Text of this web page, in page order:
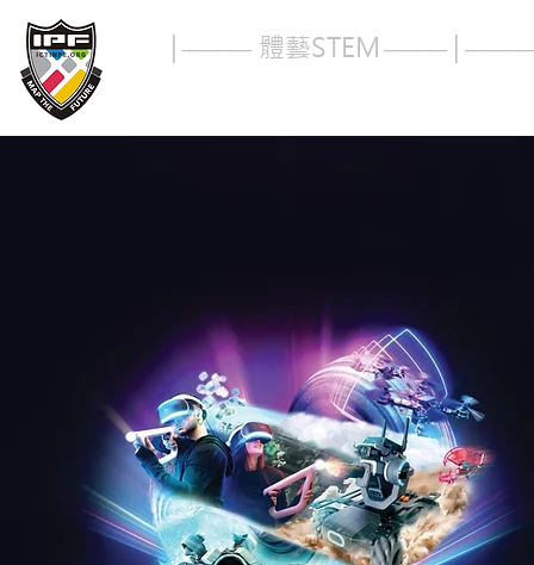
------------體藝STEM----------- ------------